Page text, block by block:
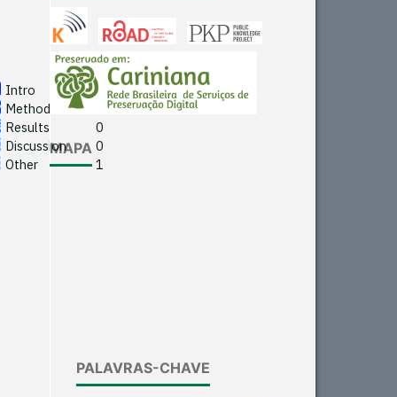
Intro
0
Methods
Results
0
Discussion
0
Other
1
Discussion
Other
1
made.
MAPA
PALAVRAS-CHAVE